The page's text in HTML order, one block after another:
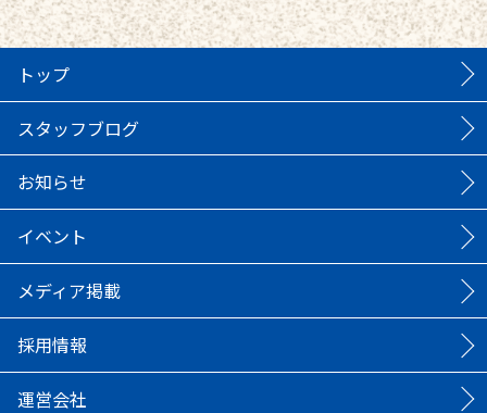
トップ
スタッフブログ
お知らせ
イベント
メディア掲載
採用情報
運営会社